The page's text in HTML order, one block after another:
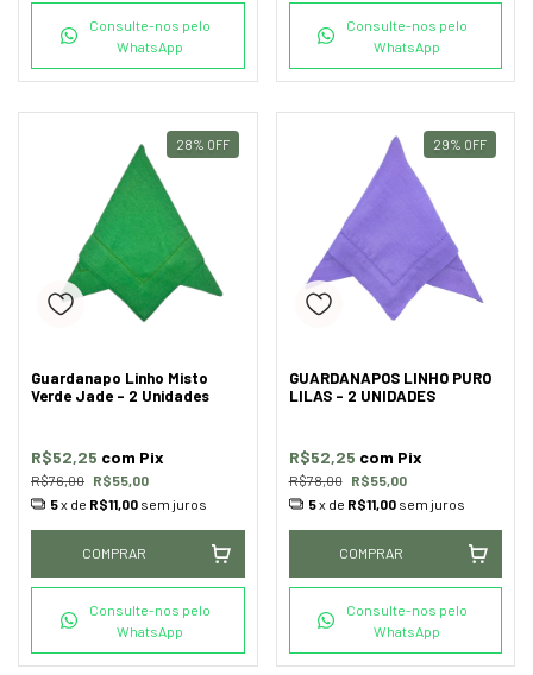
Consulte-nos pelo
WhatsApp
Consulte-nos pelo
WhatsApp
28% OFF
Guardanapo Linho Misto
Verde Jade - 2 Unidades
R$76,00 R$55,00
R$52,25 com Pix
5x de R$11,00 sem juros
COMPRAR
Consulte-nos pelo
WhatsApp
29% OFF
GUARDANAPOS LINHO PURO
LILAS - 2 UNIDADES
R$78,00 R$55,00
R$52,25 com Pix
5x de R$11,00 sem juros
COMPRAR
Consulte-nos pelo
WhatsApp